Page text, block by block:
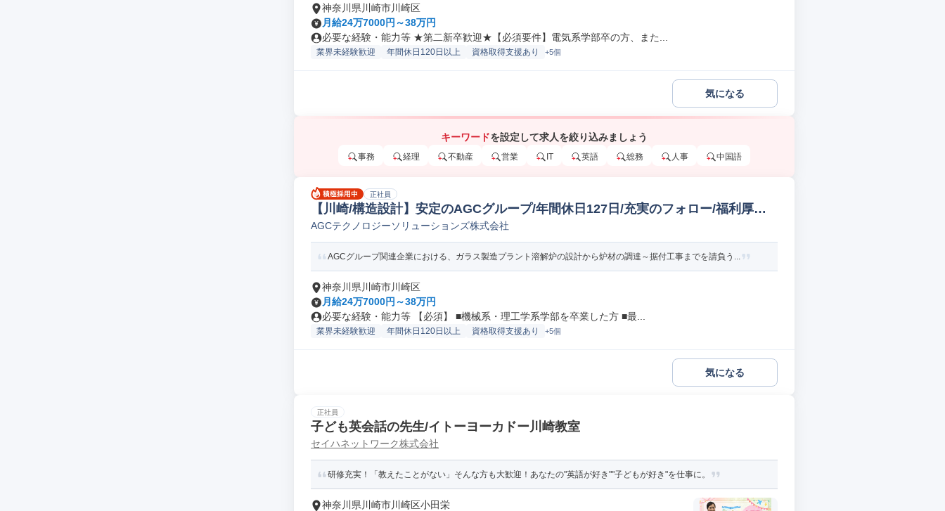
神奈川県川崎市川崎区
月給24万7000円～38万円
必要な経験・能力等 ★第二新卒歓迎★【必須要件】電気系学部卒の方、また...
業界未経験歓迎 年間休日120日以上 資格取得支援あり +5個
気になる
キーワードを設定して求人を絞り込みましょう
事務 経理 不動産 営業 IT 英語 総務 人事 中国語
正社員
【川崎/構造設計】安定のAGCグループ/年間休日127日/充実のフォロー/福利厚生
機械生産技術
AGCテクノロジーソリューションズ株式会社
AGCグループ関連企業における、ガラス製造プラント溶解炉の設計から炉材の調達～据付工事までを請負う...
神奈川県川崎市川崎区
月給24万7000円～38万円
必要な経験・能力等 【必須】 ■機械系・理工学系学部を卒業した方 ■最...
業界未経験歓迎 年間休日120日以上 資格取得支援あり +5個
気になる
正社員
子ども英会話の先生/イトーヨーカドー川崎教室
セイハネットワーク株式会社
研修充実！「教えたことがない」そんな方も大歓迎！あなたの"英語が好き""子どもが好き"を仕事に。
神奈川県川崎市川崎区小田栄